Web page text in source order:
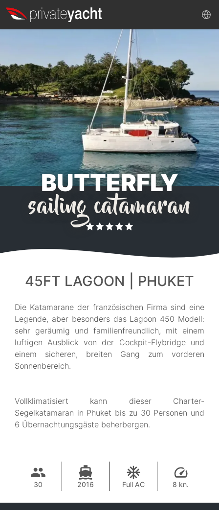
BUTTERFLY
sailing catamaran
45FT LAGOON | PHUKET
Die Katamarane der französischen Firma sind eine
Legende, aber besonders das Lagoon 450 Modell:
sehr geräumig und familienfreundlich, mit einem
luftigen Ausblick von der Cockpit-Flybridge und
einem sicheren, breiten Gang zum vorderen
Sonnenbereich.
Vollklimatisiert kann dieser Charter-
Segelkatamaran in Phuket bis zu 30 Personen und
6 Übernachtungsgäste beherbergen.
30 2016 Full AC 8 kn.